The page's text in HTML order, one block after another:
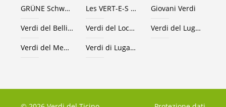
GRÜNE Schweiz Les VERT-E-S suisses Giovani Verdi
Verdi del Bellinzonese e valli Verdi del Locarnese Verdi del Luganese
Verdi del Mendrisiotto Verdi di Lugano